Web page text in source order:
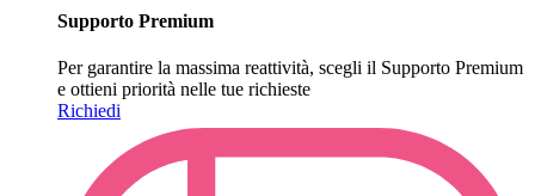
Supporto Premium
Per garantire la massima reattività, scegli il Supporto Premium
e ottieni priorità nelle tue richieste
Richiedi